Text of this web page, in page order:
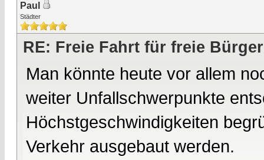
Paul
Städter
RE: Freie Fahrt für freie Bürger
Man könnte heute vor allem
weiter Unfallschwerpunkte
Höchstgeschwindigkeiten
Verkehr ausgebaut werden.